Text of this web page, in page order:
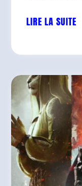
LIRE LA SUITE